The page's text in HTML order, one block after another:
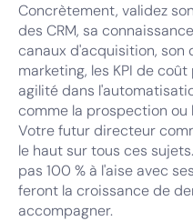
Concrètement, validez
des CRM, sa
canaux d'acquisition, son
marketing, les KPI de
agilité dans
comme la prospection
Votre futur directeur
le haut sur tous ces
pas 100 % à l'aise avec
feront la croissance de
accompagner.